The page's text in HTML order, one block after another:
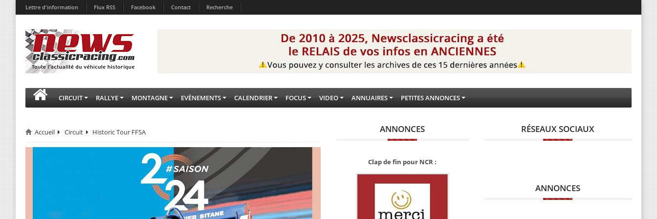
Lettre d'information Flux RSS Facebook Contact Recherche
CIRCUIT RALLYE MONTAGNE EVÈNEMENTS CALENDRIER FOCUS VIDEO ANNUAIRES PETITES ANNONCES
Accueil Circuit Historic Tour FFSA ANNONCES
Clap de fin pour NCR :
RÉSEAUX SOCIAUX
ANNONCES